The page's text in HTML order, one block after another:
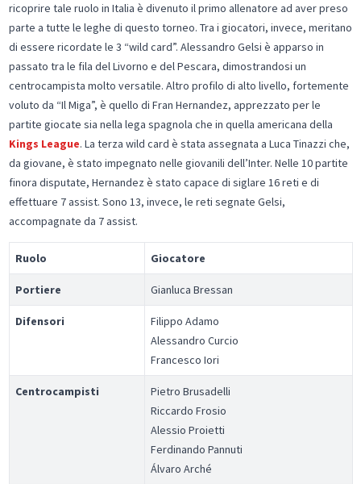
ricoprire tale ruolo in Italia è divenuto il primo allenatore ad aver preso
parte a tutte le leghe di questo torneo. Tra i giocatori, invece, meritano
di essere ricordate le 3 “wild card”. Alessandro Gelsi è apparso in
passato tra le fila del Livorno e del Pescara, dimostrandosi un
centrocampista molto versatile. Altro profilo di alto livello, fortemente
voluto da “Il Miga”, è quello di Fran Hernandez, apprezzato per le
partite giocate sia nella lega spagnola che in quella americana della
Kings League. La terza wild card è stata assegnata a Luca Tinazzi che,
da giovane, è stato impegnato nelle giovanili dell’Inter. Nelle 10 partite
finora disputate, Hernandez è stato capace di siglare 16 reti e di
effettuare 7 assist. Sono 13, invece, le reti segnate Gelsi,
accompagnate da 7 assist.
Ruolo Giocatore
Portiere Gianluca Bressan
Difensori
Filippo Adamo
Alessandro Curcio
Francesco Iori
Centrocampisti
Pietro Brusadelli
Riccardo Frosio
Alessio Proietti
Ferdinando Pannuti
Álvaro Arché